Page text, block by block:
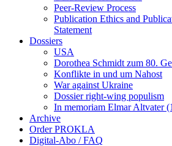
Peer-Review Process
Publication Ethics and
Statement
Dossiers
USA
Dorothea Schmidt zum 80.
Konflikte in und um Nahost
War against Ukraine
Dossier right-wing populism
In me­mo­ri­am Elmar Altvater
Archive
Order PROKLA
Digital-Abo / FAQ